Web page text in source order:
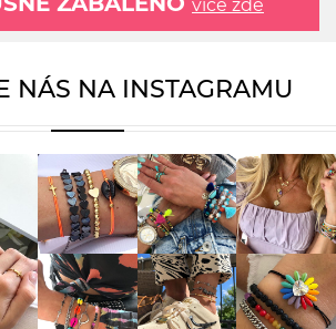
více zde
NÁS NA INSTAGRAMU